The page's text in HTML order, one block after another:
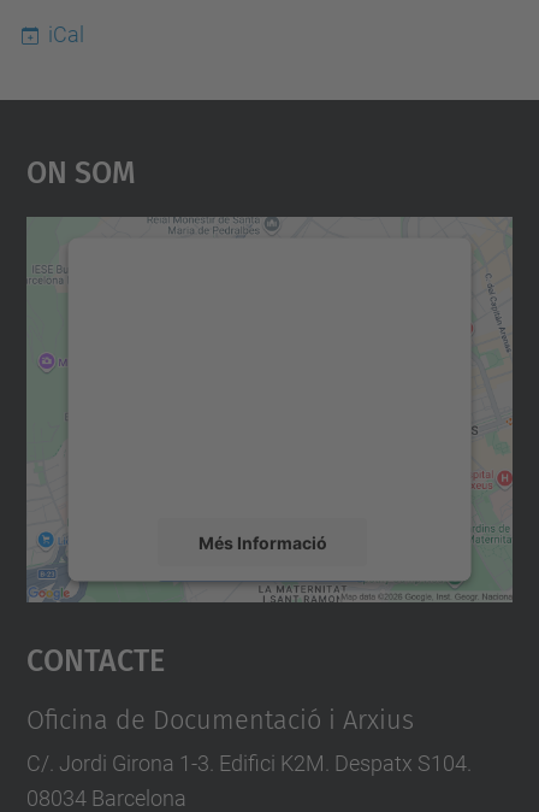
iCal
On Som
Més Informació
Accepta
powered by
Contacte
Oficina de Documentació i Arxius
C/. Jordi Girona 1-3. Edifici K2M. Despatx S104.
08034 Barcelona